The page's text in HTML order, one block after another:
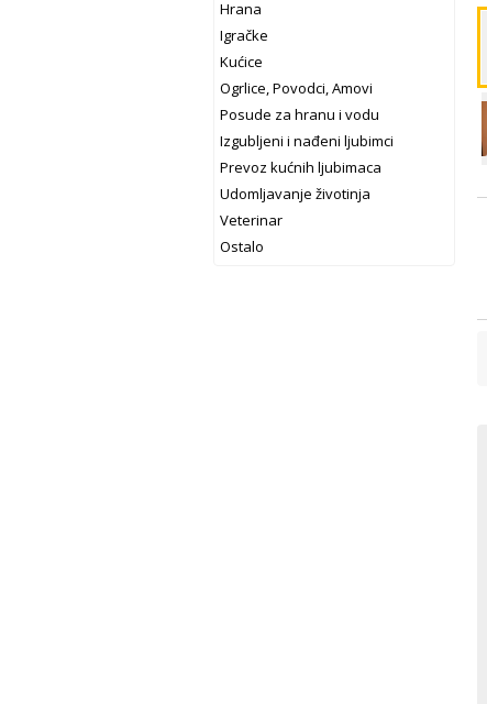
Hrana
Igračke
Kućice
Ogrlice, Povodci, Amovi
Posude za hranu i vodu
Izgubljeni i nađeni ljubimci
Prevoz kućnih ljubimaca
Udomljavanje životinja
Veterinar
Ostalo